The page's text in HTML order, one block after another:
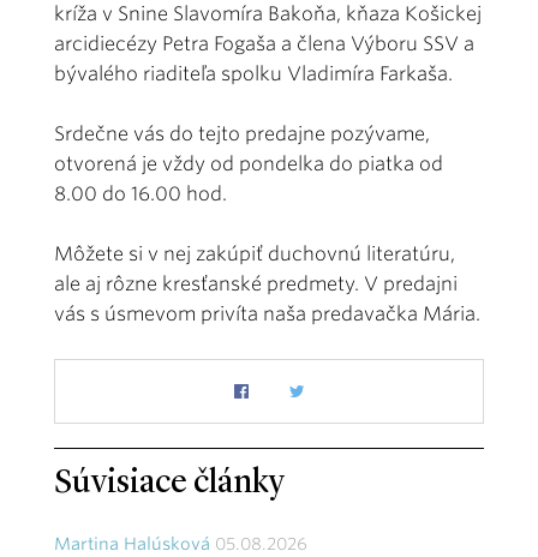
kríža v Snine Slavomíra Bakoňa, kňaza Košickej
arcidiecézy Petra Fogaša a člena Výboru SSV a
bývalého riaditeľa spolku Vladimíra Farkaša.
Srdečne vás do tejto predajne pozývame,
otvorená je vždy od pondelka do piatka od
8.00 do 16.00 hod.
Môžete si v nej zakúpiť duchovnú literatúru,
ale aj rôzne kresťanské predmety. V predajni
vás s úsmevom privíta naša predavačka Mária.
Súvisiace články
Martina Halúsková 05.08.2026